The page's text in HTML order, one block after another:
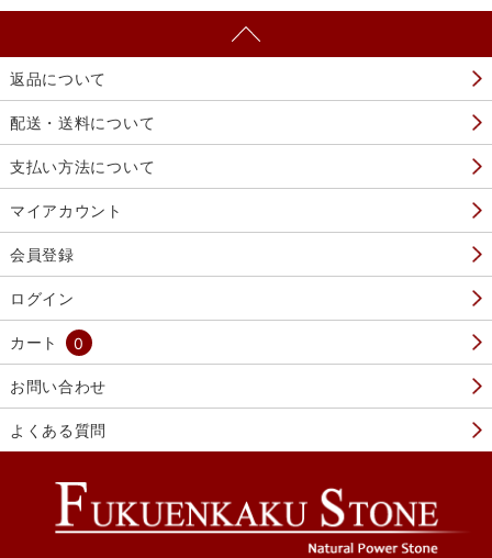
返品について
配送・送料について
支払い方法について
マイアカウント
会員登録
ログイン
カート 0
お問い合わせ
よくある質問